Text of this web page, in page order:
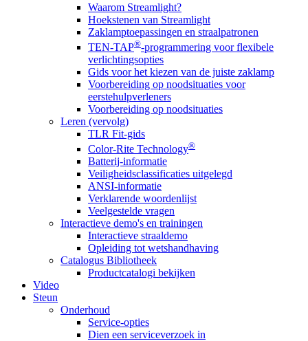
Waarom Streamlight?
Hoekstenen van Streamlight
Zaklamptoepassingen en straalpatronen
TEN-TAP®-programmering voor flexibele
verlichtingsopties
Gids voor het kiezen van de juiste zaklamp
Voorbereiding op noodsituaties voor
eerstehulpverleners
Voorbereiding op noodsituaties
Leren (vervolg)
TLR Fit-gids
Color-Rite Technology®
Batterij-informatie
Veiligheidsclassificaties uitgelegd
ANSI-informatie
Verklarende woordenlijst
Veelgestelde vragen
Interactieve demo's en trainingen
Interactieve straaldemo
Opleiding tot wetshandhaving
Catalogus Bibliotheek
Productcatalogi bekijken
Video
Steun
Onderhoud
Service-opties
Dien een serviceverzoek in